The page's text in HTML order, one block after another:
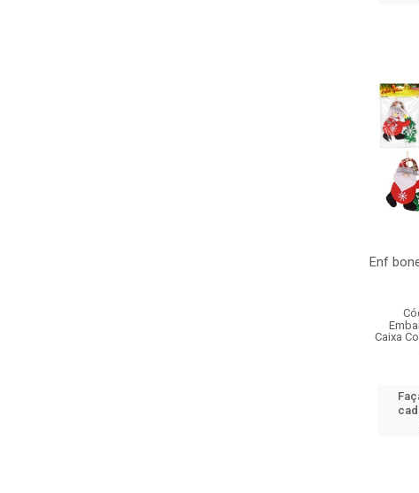
Enf
Caixa